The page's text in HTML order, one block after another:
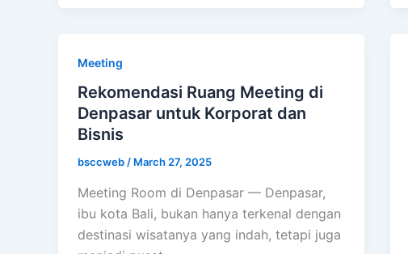
Meeting
Rekomendasi Ruang Meeting di
Denpasar untuk Korporat dan
Bisnis
bsccweb/ March 27, 2025
Meeting Room di Denpasar — Denpasar,
ibu kota Bali, bukan hanya terkenal dengan
destinasi wisatanya yang indah, tetapi juga